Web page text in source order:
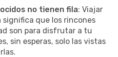
no tienen fila: Viajar
que los rincones
son para disfrutar a tu
sin esperas, solo las vistas